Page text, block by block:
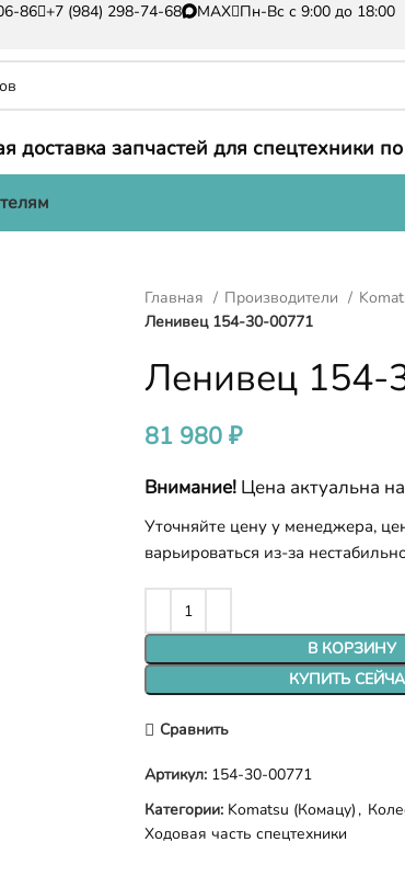
86 +7 (984) 298-74-68 MAX Пн-Вс с 9:00 до 18:00
доставка запчастей для спецтехники
Главная Производители
Ленивец 154-30-00771
Ленивец 154-
81 980₽
Внимание! Цена актуальна
Уточняйте цену у менеджера,
варьироваться из-за
В КОРЗИНУ
КУПИТЬ
Сравнить
Артикул: 154-30-00771
Категории: Komatsu (Комацу) ,
Ходовая часть спецтехники